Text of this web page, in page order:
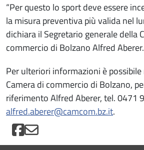
“Per questo lo sport deve essere
la misura preventiva più valida nel
dichiara il Segretario generale della
commercio di Bolzano Alfred Aberer.
Per ulteriori informazioni è
Camera di commercio di Bolzano,
riferimento Alfred Aberer, tel. 0471
alfred.aberer@camcom.bz.it.